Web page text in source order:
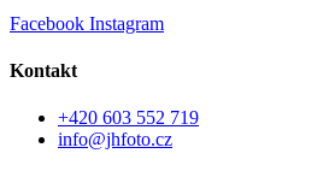
Facebook Instagram
Kontakt
+420 603 552 719
info@jhfoto.cz